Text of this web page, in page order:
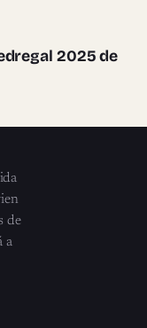
2025 de
de
a